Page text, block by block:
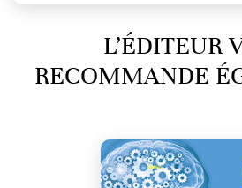
L’ÉDITEUR
RECOMMANDE